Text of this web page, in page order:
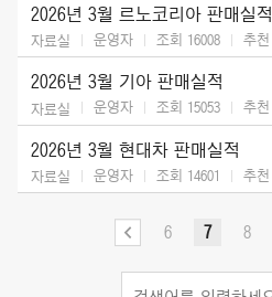
2026년 3월 르노코리아 판매실적
자료실 운영자 조회 16008 추천
2026년 3월 기아 판매실적
자료실 운영자 조회 15053 추천
2026년 3월 현대차 판매실적
자료실 운영자 조회 14601 추천
6 7 8